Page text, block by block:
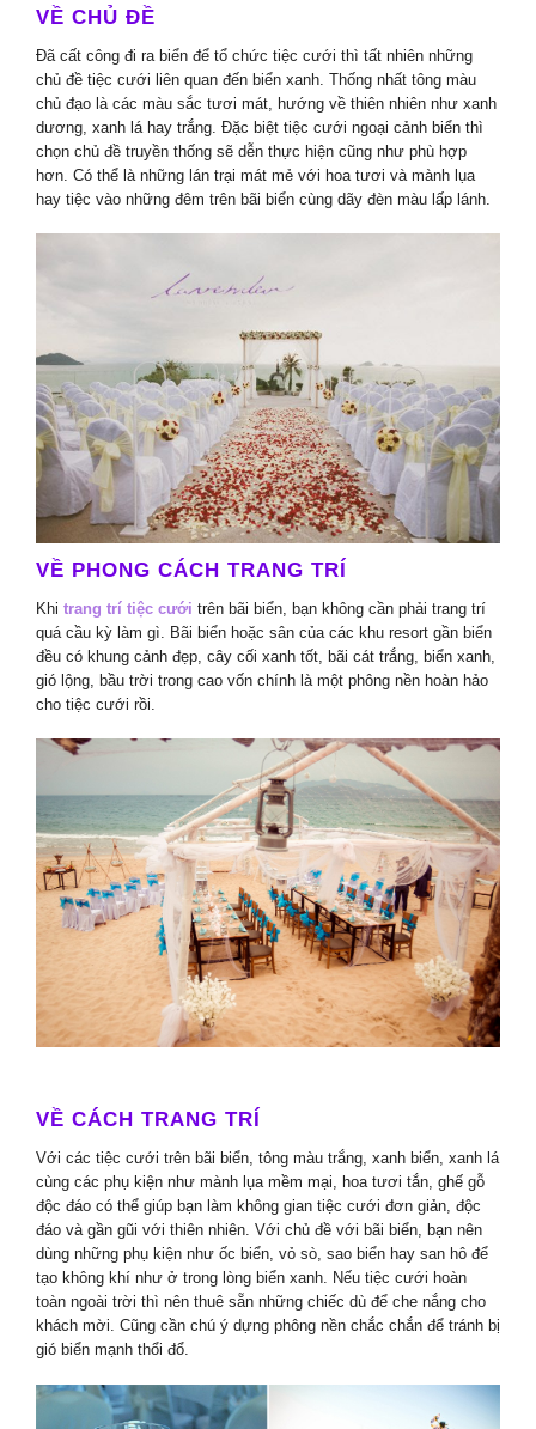
VỀ CHỦ ĐỀ
Đã cất công đi ra biển để tổ chức tiệc cưới thì tất nhiên những
chủ đề tiệc cưới liên quan đến biển xanh. Thống nhất tông màu
chủ đạo là các màu sắc tươi mát, hướng về thiên nhiên như xanh
dương, xanh lá hay trắng. Đặc biệt tiệc cưới ngoại cảnh biển thì
chọn chủ đề truyền thống sẽ dễn thực hiện cũng như phù hợp
hơn. Có thể là những lán trại mát mẻ với hoa tươi và mành lụa
hay tiệc vào những đêm trên bãi biển cùng dãy đèn màu lấp lánh.
VỀ PHONG CÁCH TRANG TRÍ
Khi trang trí tiệc cưới trên bãi biển, bạn không cần phải trang trí
quá cầu kỳ làm gì. Bãi biển hoặc sân của các khu resort gần biển
đều có khung cảnh đẹp, cây cối xanh tốt, bãi cát trắng, biển xanh,
gió lộng, bầu trời trong cao vốn chính là một phông nền hoàn hảo
cho tiệc cưới rồi.
VỀ CÁCH TRANG TRÍ
Với các tiệc cưới trên bãi biển, tông màu trắng, xanh biển, xanh lá
cùng các phụ kiện như mành lụa mềm mại, hoa tươi tắn, ghế gỗ
độc đáo có thể giúp bạn làm không gian tiệc cưới đơn giản, độc
đáo và gần gũi với thiên nhiên. Với chủ đề với bãi biển, bạn nên
dùng những phụ kiện như ốc biển, vỏ sò, sao biển hay san hô để
tạo không khí như ở trong lòng biển xanh. Nếu tiệc cưới hoàn
toàn ngoài trời thì nên thuê sẵn những chiếc dù để che nắng cho
khách mời. Cũng cần chú ý dựng phông nền chắc chắn để tránh bị
gió biển mạnh thổi đổ.